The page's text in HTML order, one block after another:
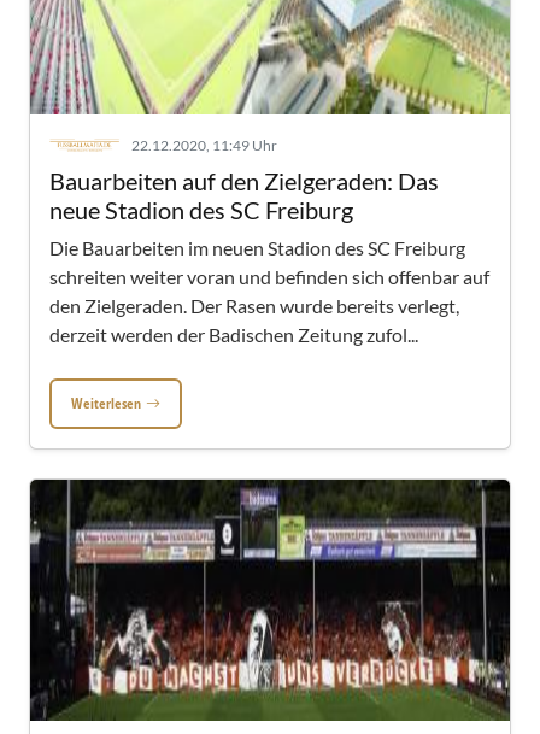
22.12.2020, 11:49 Uhr
Bauarbeiten auf den Zielgeraden: Das
neue Stadion des SC Freiburg
Die Bauarbeiten im neuen Stadion des SC Freiburg
schreiten weiter voran und befinden sich offenbar auf
den Zielgeraden. Der Rasen wurde bereits verlegt,
derzeit werden der Badischen Zeitung zufol...
Weiterlesen